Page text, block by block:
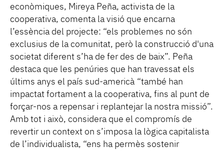
econòmiques, Mireya Peña, activista de la
cooperativa, comenta la visió que encarna
l’essència del projecte: “els problemes no són
exclusius de la comunitat, però la construcció d'una
societat diferent s’ha de fer des de baix”. Peña
destaca que les penúries que han travessat els
últims anys el país sud-americà “també han
impactat fortament a la cooperativa, fins al punt de
forçar-nos a repensar i replantejar la nostra missió”.
Amb tot i això, considera que el compromís de
revertir un context on s’imposa la lògica capitalista
de l’individualista, “ens ha permès sostenir